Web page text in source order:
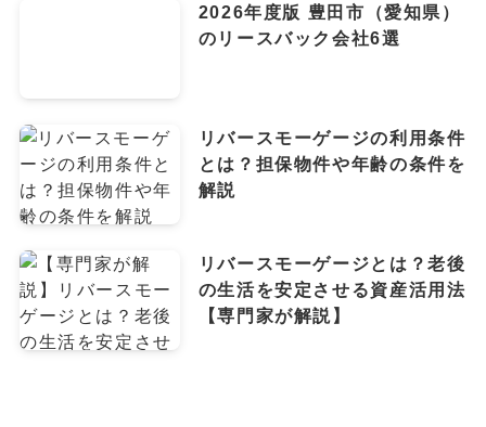
2026年度版 豊田市（愛知県）
のリースバック会社6選
リバースモーゲージの利用条件
とは？担保物件や年齢の条件を
解説
リバースモーゲージとは？老後
の生活を安定させる資産活用法
【専門家が解説】